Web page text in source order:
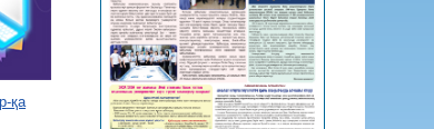
қа